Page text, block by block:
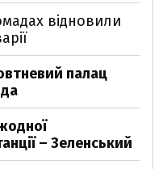
відновили
палац
– Зеленський